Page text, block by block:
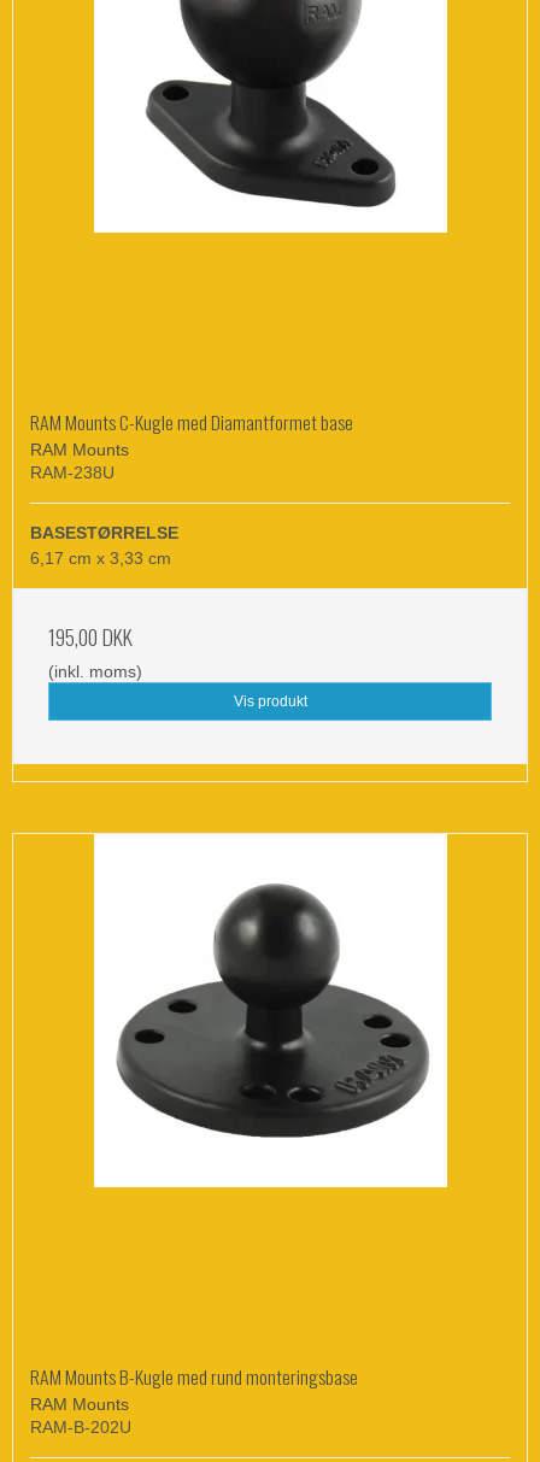
RAM Mounts C-Kugle med Diamantformet base
RAM Mounts
RAM-238U
BASESTØRRELSE
6,17 cm x 3,33 cm
195,00 DKK
(inkl. moms)
Vis produkt
RAM Mounts B-Kugle med rund monteringsbase
RAM Mounts
RAM-B-202U